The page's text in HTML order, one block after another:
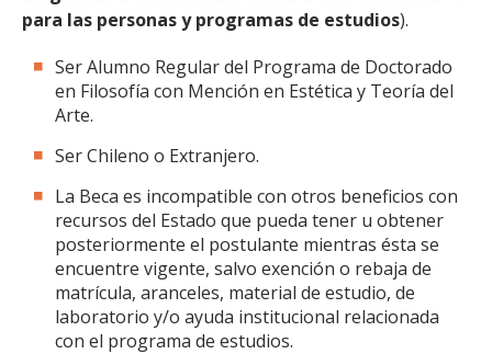
para las personas y programas de estudios).
Ser Alumno Regular del Programa de Doctorado
en Filosofía con Mención en Estética y Teoría del
Arte.
Ser Chileno o Extranjero.
La Beca es incompatible con otros beneficios con
recursos del Estado que pueda tener u obtener
posteriormente el postulante mientras ésta se
encuentre vigente, salvo exención o rebaja de
matrícula, aranceles, material de estudio, de
laboratorio y/o ayuda institucional relacionada
con el programa de estudios.